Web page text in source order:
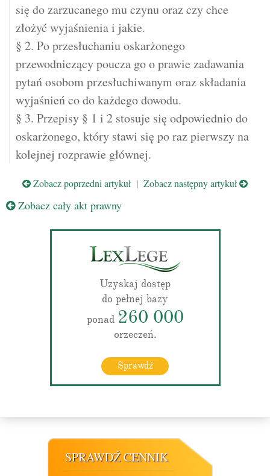
się do zarzucanego mu czynu oraz czy chce
złożyć wyjaśnienia i jakie.
§ 2. Po przesłuchaniu oskarżonego
przewodniczący poucza go o prawie zadawania
pytań osobom przesłuchiwanym oraz składania
wyjaśnień co do każdego dowodu.
§ 3. Przepisy § 1 i 2 stosuje się odpowiednio do
oskarżonego, który stawi się po raz pierwszy na
kolejnej rozprawie głównej.
Zobacz poprzedni artykuł | Zobacz następny artykuł
Zobacz cały akt prawny
Uzyskaj dostęp
do pełnej bazy
ponad 260 000
orzeczeń.
Sprawdź
SPRAWDŹ CENNIK